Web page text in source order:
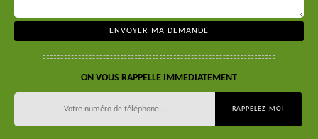
ON VOUS RAPPELLE IMMEDIATEMENT